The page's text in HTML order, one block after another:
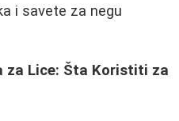
i savete za negu
za Lice: Šta Koristiti za